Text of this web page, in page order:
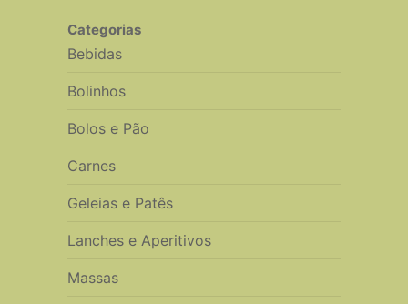
Categorias
Bebidas
Bolinhos
Bolos e Pão
Carnes
Geleias e Patês
Lanches e Aperitivos
Massas